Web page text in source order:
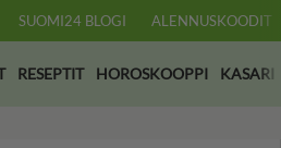
SUOMI24 BLOGI ALENNUSKOODIT
RESEPTIT HOROSKOOPPI KASARI